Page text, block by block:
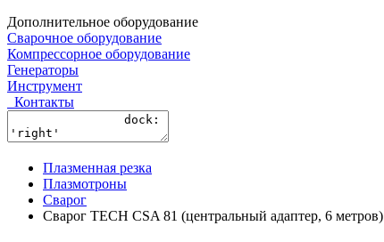
Дополнительное оборудование
Сварочное оборудование
Компрессорное оборудование
Генераторы
Инструмент
Контакты
Плазменная резка
Плазмотроны
Сварог
Сварог TECH CSA 81 (центральный адаптер, 6 метров)